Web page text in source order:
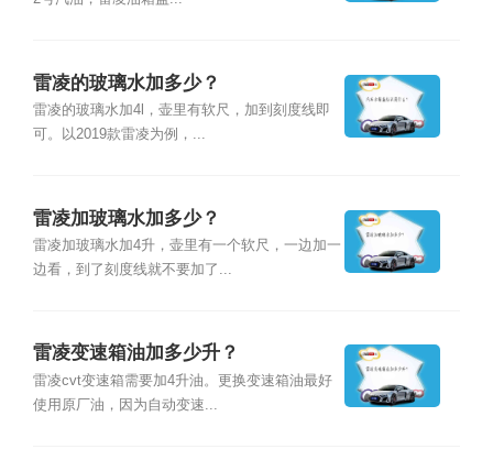
雷凌的玻璃水加多少？
雷凌的玻璃水加4l，壶里有软尺，加到刻度线即
可。以2019款雷凌为例，...
雷凌加玻璃水加多少？
雷凌加玻璃水加4升，壶里有一个软尺，一边加一
边看，到了刻度线就不要加了...
雷凌变速箱油加多少升？
雷凌cvt变速箱需要加4升油。更换变速箱油最好
使用原厂油，因为自动变速...